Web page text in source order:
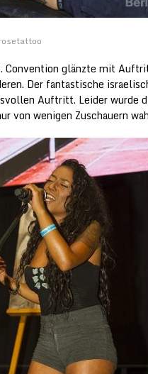
Convention glänzte mit
Der fantastische
Auftritt. Leider wurde
von wenigen Zuschauern